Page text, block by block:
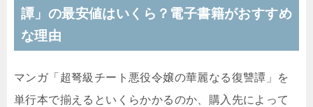
譚」の最安値はいくら？電子書籍がおすすめ
な理由
マンガ「超弩級チート悪役令嬢の華麗なる復讐譚」を
単行本で揃えるといくらかかるのか、購入先によって